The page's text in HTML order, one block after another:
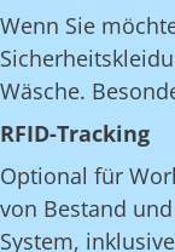
Wenn Sie
Wäsche.
RFID-Tracking
Optional für
von Bestand
System,